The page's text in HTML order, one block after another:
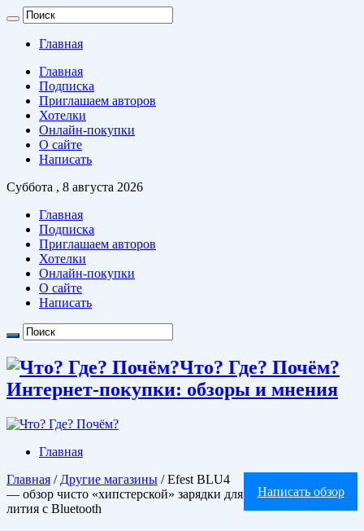
Главная
Главная
Подписка
Приглашаем авторов
Хотелки
Онлайн-покупки
О сайте
Написать
Суббота , 8 августа 2026
Главная
Подписка
Приглашаем авторов
Хотелки
Онлайн-покупки
О сайте
Написать
Что? Где? Почём?
Интернет-покупки: обзоры и мнения
Главная
Написать обзор
Главная / Другие магазины / Efest BLU4
— обзор чисто «хипстерской» зарядки для
лития с Bluetooth